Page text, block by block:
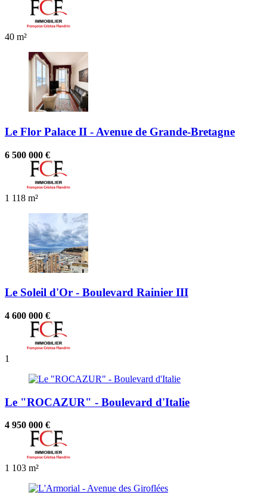
40 m²
Le Flor Palace II - Avenue de Grande-Bretagne
6 500 000 €
1 118 m²
Le Soleil d'Or - Boulevard Rainier III
4 600 000 €
1
Le "ROCAZUR" - Boulevard d'Italie
4 950 000 €
1 103 m²